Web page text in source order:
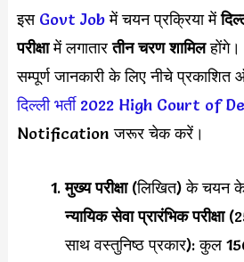
इस Govt Jobमें चयन प्रक्रिया में
परीक्षामें लगातारतीन चरण शामिलहोंगे।
सम्पूर्ण जानकारी के लिए नीचे
दिल्ली भर्ती 2022 High Court of
Notification जरूर चेक करें।
मुख्य परीक्षा(लिखित) के चयन
न्यायिक सेवा प्रारंभिक परीक्षा
साथ वस्तुनिष्ठ प्रकार): कुल